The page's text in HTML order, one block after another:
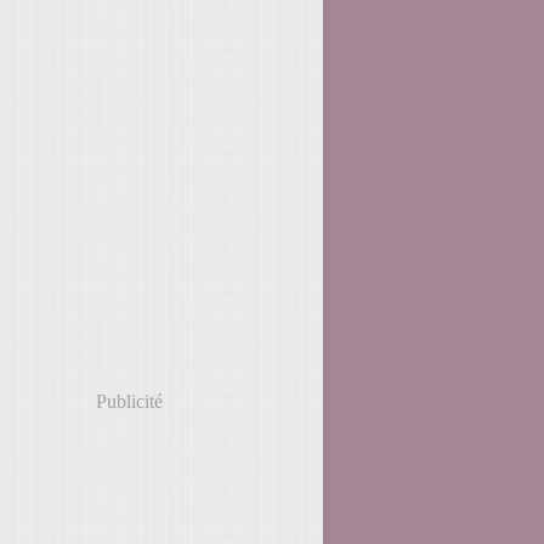
Publicité